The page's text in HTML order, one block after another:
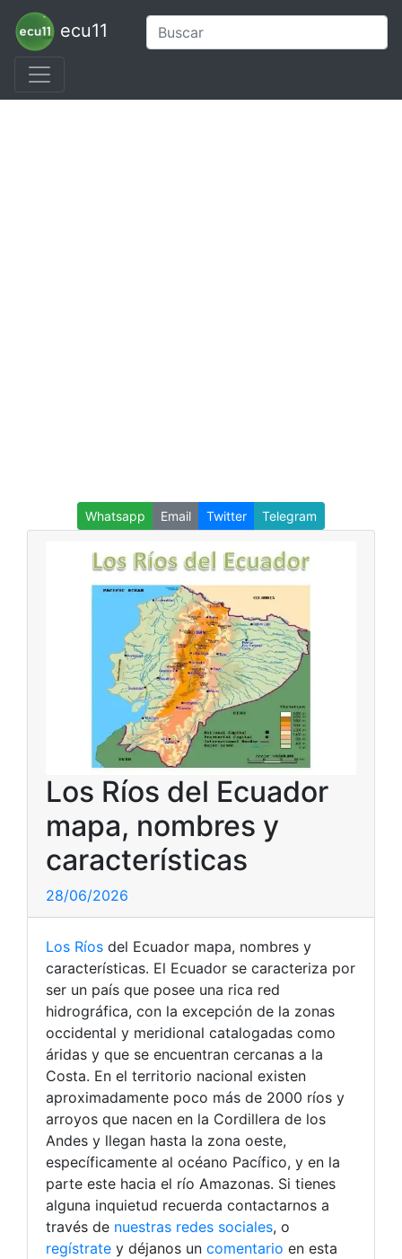
ecu11
Whatsapp Email Twitter Telegram
Los Ríos del Ecuador
mapa, nombres y
características
28/06/2026
Los Ríos del Ecuador mapa, nombres y
características. El Ecuador se caracteriza por
ser un país que posee una rica red
hidrográfica, con la excepción de la zonas
occidental y meridional catalogadas como
áridas y que se encuentran cercanas a la
Costa. En el territorio nacional existen
aproximadamente poco más de 2000 ríos y
arroyos que nacen en la Cordillera de los
Andes y llegan hasta la zona oeste,
específicamente al océano Pacífico, y en la
parte este hacia el río Amazonas. Si tienes
alguna inquietud recuerda contactarnos a
través de nuestras redes sociales, o
regístrate y déjanos un comentario en esta